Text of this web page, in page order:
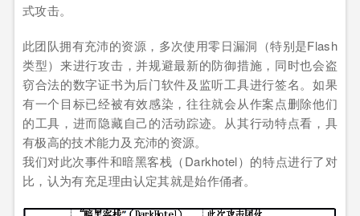
式攻击。
此团队拥有充沛的资源，多次使用零日漏洞（特别是Flash
类型）来进行攻击，并规避最新的防御措施，同时也会盗
窃合法的数字证书为后门软件及监听工具进行签名。如果
有一个目标已经被有效感染，往往就会从作案点删除他们
的工具，进而隐藏自己的活动踪迹。从其行动特点看，具
有极高的技术能力及充沛的资源。
我们对此次事件和暗黑客栈（Darkhotel）的特点进行了对
比，认为有充足理由认定其就是始作俑者。